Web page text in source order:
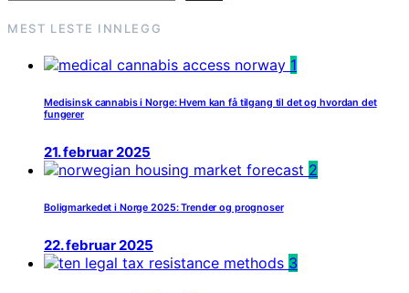
MEST LESTE INNLEGG
1
Medisinsk cannabis i Norge: Hvem kan få tilgang til det og hvordan det
fungerer
21. februar 2025
2
Boligmarkedet i Norge 2025: Trender og prognoser
22. februar 2025
3